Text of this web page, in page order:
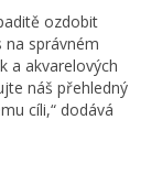
ozdobit
správném
a akvarelových
náš přehledný
cíli,“ dodává